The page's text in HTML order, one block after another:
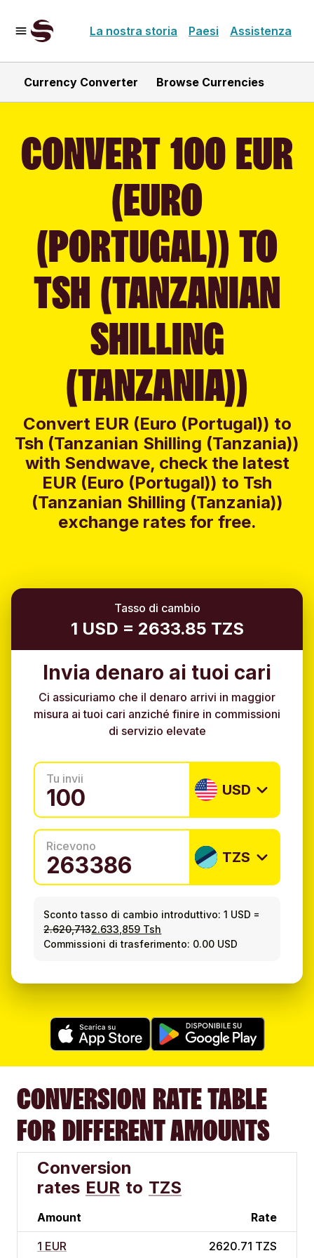
La nostra storia Paesi Assistenza
Currency Converter Browse Currencies
CONVERT 100 EUR
(EURO
(PORTUGAL)) TO
TSH (TANZANIAN
SHILLING
(TANZANIA))
Convert EUR (Euro (Portugal)) to
Tsh (Tanzanian Shilling (Tanzania))
with Sendwave, check the latest
EUR (Euro (Portugal)) to Tsh
(Tanzanian Shilling (Tanzania))
exchange rates for free.
Tasso di cambio
1 USD = 2633.85 TZS
Invia denaro ai tuoi cari
Ci assicuriamo che il denaro arrivi in maggior
misura ai tuoi cari anziché finire in commissioni
di servizio elevate
Tu invii
USD
Ricevono
TZS
Sconto tasso di cambio introduttivo: 1 USD =
2.620,7132.633,859 Tsh
Commissioni di trasferimento: 0.00 USD
CONVERSION RATE TABLE
FOR DIFFERENT AMOUNTS
Conversion
rates EUR to TZS
Amount Rate
1 EUR 2620.71 TZS